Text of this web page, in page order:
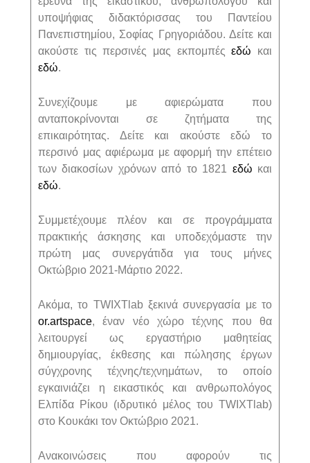
υποψήφιας διδακτόρισσας του Παντείου
Πανεπιστημίου, Σοφίας Γρηγοριάδου. Δείτε και
ακούστε τις περσινές μας εκπομπέςεδώ και
εδώ.
Συνεχίζουμε με αφιερώματα που
ανταποκρίνονται σε ζητήματα της
επικαιρότητας. Δείτε και ακούστε εδώ το
περσινό μας αφιέρωμα με αφορμή την επέτειο
των διακοσίων χρόνων από το 1821 εδώ και
εδώ.
Συμμετέχουμε πλέον και σε προγράμματα
πρακτικής άσκησης και υποδεχόμαστε την
πρώτη μας συνεργάτιδα για τους μήνες
Οκτώβριο 2021-Μάρτιο 2022.
Ακόμα, το TWIXTlab ξεκινά συνεργασία με το
or.artspace, έναν νέο χώρο τέχνης που θα
λειτουργεί ως εργαστήριο μαθητείας
δημιουργίας, έκθεσης και πώλησης έργων
σύγχρονης τέχνης/τεχνημάτων, το οποίο
εγκαινιάζει η εικαστικός και ανθρωπολόγος
Ελπίδα Ρίκου (ιδρυτικό μέλος του TWIXTlab)
στο Κουκάκι τον Οκτώβριο 2021.
Ανακοινώσεις που αφορούν τις